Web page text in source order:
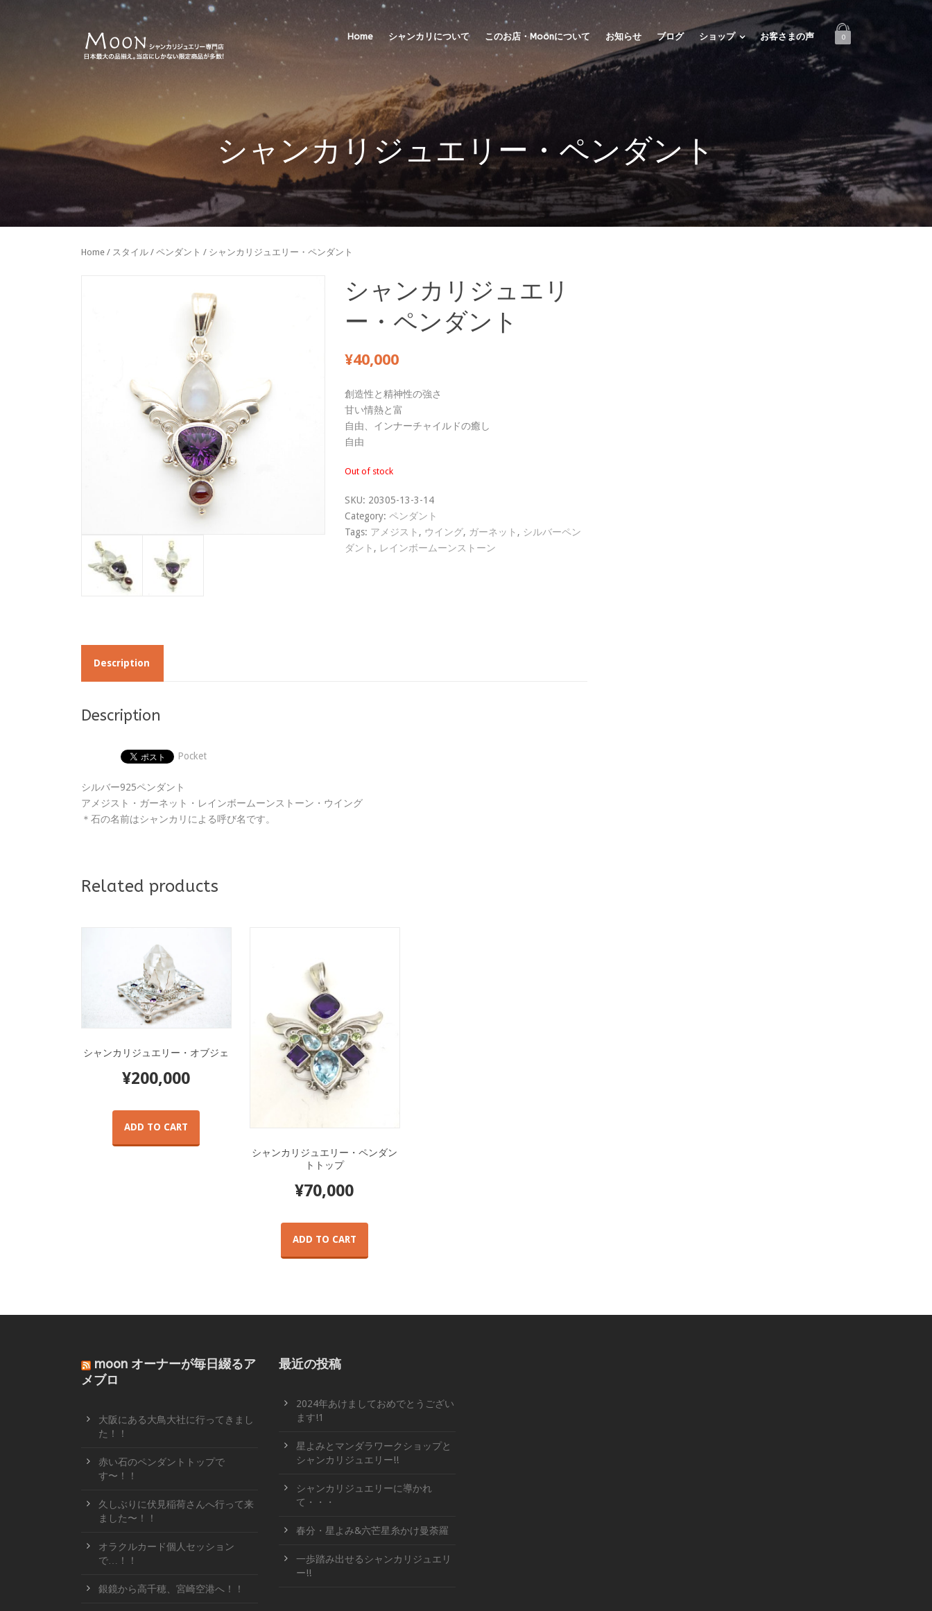
Home シャンカリについて このお店・Moonについて お知らせ ブログ ショップ お客さまの声 0
シャンカリジュエリー・ペンダント
Home / スタイル / ペンダント / シャンカリジュエリー・ペンダント
シャンカリジュエリ
ー・ペンダント
¥40,000
創造性と精神性の強さ
甘い情熱と富
自由、インナーチャイルドの癒し
自由
Out of stock
SKU: 20305-13-3-14
Category: ペンダント
Tags: アメジスト , ウイング, ガーネット , シルバーペン
ダント , レインボームーンストーン
Description
Description
Pocket
シルバー925ペンダント
アメジスト・ガーネット・レインボームーンストーン・ウイング
＊石の名前はシャンカリによる呼び名です。
Related products
シャンカリジュエリー・オブジェ
¥200,000
ADD TO CART
シャンカリジュエリー・ペンダン
トトップ
¥70,000
ADD TO CART
moon オーナーが毎日綴るア
メブロ
大阪にある大鳥大社に行ってきまし
た！！
赤い石のペンダントトップで
す〜！！
久しぶりに伏見稲荷さんへ行って来
ました〜！！
オラクルカード個人セッション
で…！！
銀鏡から高千穂、宮崎空港へ！！
最近の投稿
2024年あけましておめでとうござい
ます!1
星よみとマンダラワークショップと
シャンカリジュエリー!!
シャンカリジュエリーに導かれ
て・・・
春分・星よみ&六芒星糸かけ曼荼羅
一歩踏み出せるシャンカリジュエリ
ー!!